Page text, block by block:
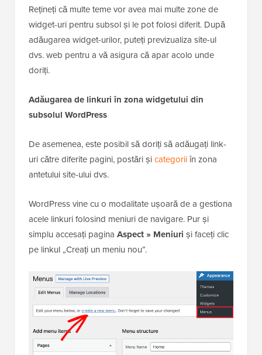
Rețineți că multe teme vor avea mai multe zone de
widget-uri pentru subsol și le pot folosi diferit. După
adăugarea widget-urilor, puteți previzualiza site-ul
dvs. web pentru a vă asigura că apar acolo unde
doriți.
Adăugarea de linkuri în zona widgetului din
subsolul WordPress
De asemenea, este posibil să doriți să adăugați link-
uri către diferite pagini, postări șicategoriiîn zona
antetului site-ului dvs.
WordPress vine cu o modalitate ușoară de a gestiona
acele linkuri folosind meniuri de navigare. Pur și
simplu accesați pagina Aspect » Meniuri și faceți clic
pe linkul „Creați un meniu nou”.